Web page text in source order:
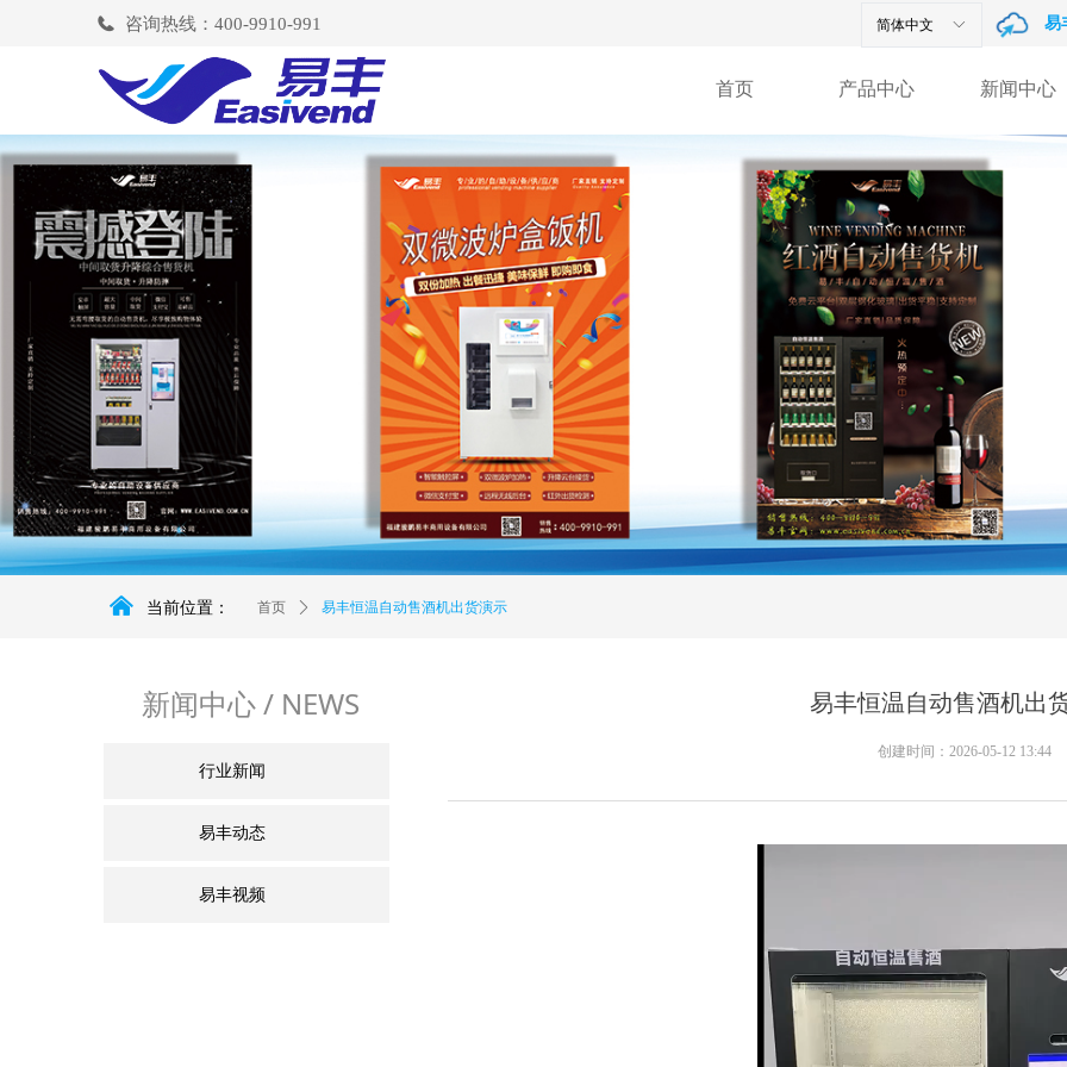
咨询热线： 400-9910-991 易
ꀅ
简体中文
首页 产品中心 新闻中心
낀 当前位置： 首页 ꄲ 易丰恒温自动售酒机出货演示
新闻中心 / NEWS
行业新闻
易丰动态
易丰视频
易丰恒温自动售酒机出
创建时间： 2026-05-12 13:44